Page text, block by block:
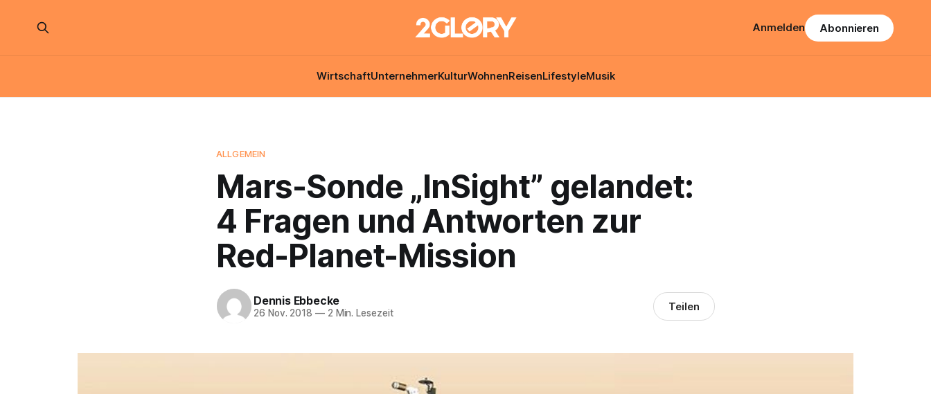
WirtschaftUnternehmerKulturWohnenReisenLifestyleMusik
Anmelden Abonnieren
ALLGEMEIN
Mars-Sonde „InSight” gelandet:
4 Fragen und Antworten zur
Red-Planet-Mission
Dennis Ebbecke
26 Nov. 2018 —2 Min. Lesezeit Teilen